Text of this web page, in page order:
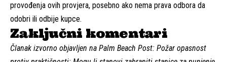
provođenja ovih provjera, posebno ako nema prava odbora da
odobri ili odbije kupce.
Zaključni komentari
Članak izvorno objavljen na Palm Beach Post: Požar opasnost